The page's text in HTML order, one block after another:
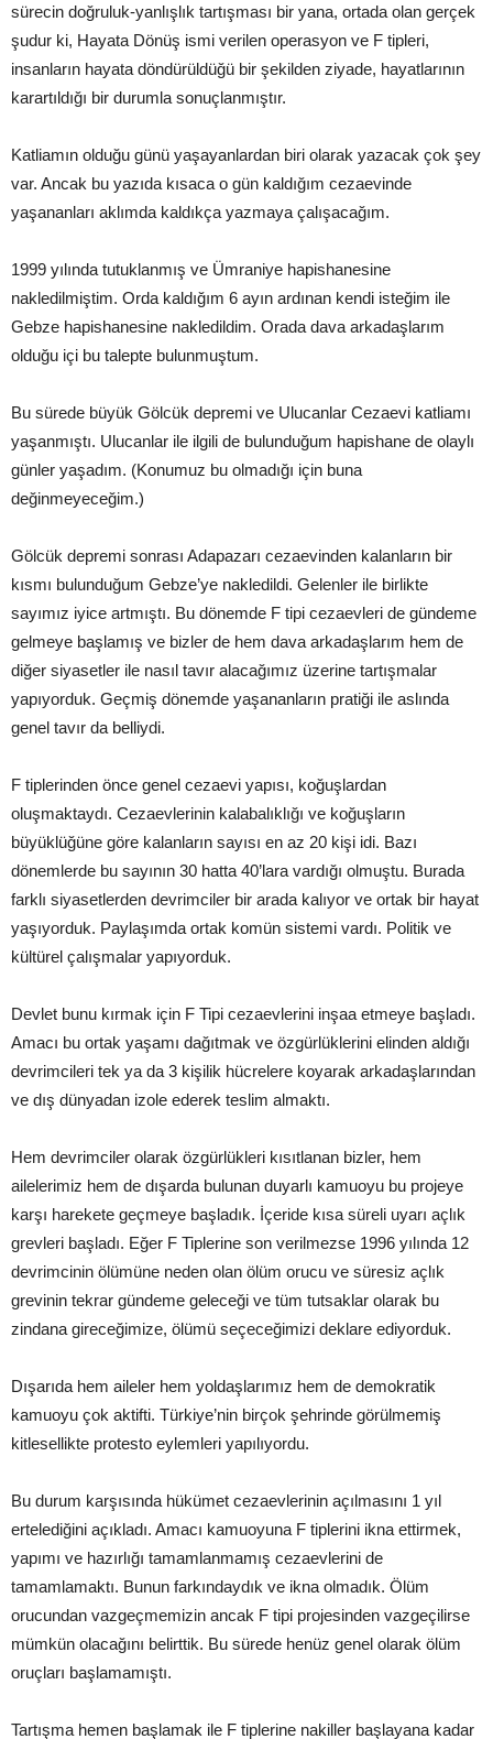
sürecin doğruluk-yanlışlık tartışması bir yana, ortada olan gerçek
şudur ki, Hayata Dönüş ismi verilen operasyon ve F tipleri,
insanların hayata döndürüldüğü bir şekilden ziyade, hayatlarının
karartıldığı bir durumla sonuçlanmıştır.
Katliamın olduğu günü yaşayanlardan biri olarak yazacak çok şey
var. Ancak bu yazıda kısaca o gün kaldığım cezaevinde
yaşananları aklımda kaldıkça yazmaya çalışacağım.
1999 yılında tutuklanmış ve Ümraniye hapishanesine
nakledilmiştim. Orda kaldığım 6 ayın ardınan kendi isteğim ile
Gebze hapishanesine nakledildim. Orada dava arkadaşlarım
olduğu içi bu talepte bulunmuştum.
Bu sürede büyük Gölcük depremi ve Ulucanlar Cezaevi katliamı
yaşanmıştı. Ulucanlar ile ilgili de bulunduğum hapishane de olaylı
günler yaşadım. (Konumuz bu olmadığı için buna
değinmeyeceğim.)
Gölcük depremi sonrası Adapazarı cezaevinden kalanların bir
kısmı bulunduğum Gebze’ye nakledildi. Gelenler ile birlikte
sayımız iyice artmıştı. Bu dönemde F tipi cezaevleri de gündeme
gelmeye başlamış ve bizler de hem dava arkadaşlarım hem de
diğer siyasetler ile nasıl tavır alacağımız üzerine tartışmalar
yapıyorduk. Geçmiş dönemde yaşananların pratiği ile aslında
genel tavır da belliydi.
F tiplerinden önce genel cezaevi yapısı, koğuşlardan
oluşmaktaydı. Cezaevlerinin kalabalıklığı ve koğuşların
büyüklüğüne göre kalanların sayısı en az 20 kişi idi. Bazı
dönemlerde bu sayının 30 hatta 40’lara vardığı olmuştu. Burada
farklı siyasetlerden devrimciler bir arada kalıyor ve ortak bir hayat
yaşıyorduk. Paylaşımda ortak komün sistemi vardı. Politik ve
kültürel çalışmalar yapıyorduk.
Devlet bunu kırmak için F Tipi cezaevlerini inşaa etmeye başladı.
Amacı bu ortak yaşamı dağıtmak ve özgürlüklerini elinden aldığı
devrimcileri tek ya da 3 kişilik hücrelere koyarak arkadaşlarından
ve dış dünyadan izole ederek teslim almaktı.
Hem devrimciler olarak özgürlükleri kısıtlanan bizler, hem
ailelerimiz hem de dışarda bulunan duyarlı kamuoyu bu projeye
karşı harekete geçmeye başladık. İçeride kısa süreli uyarı açlık
grevleri başladı. Eğer F Tiplerine son verilmezse 1996 yılında 12
devrimcinin ölümüne neden olan ölüm orucu ve süresiz açlık
grevinin tekrar gündeme geleceği ve tüm tutsaklar olarak bu
zindana gireceğimize, ölümü seçeceğimizi deklare ediyorduk.
Dışarıda hem aileler hem yoldaşlarımız hem de demokratik
kamuoyu çok aktifti. Türkiye’nin birçok şehrinde görülmemiş
kitlesellikte protesto eylemleri yapılıyordu.
Bu durum karşısında hükümet cezaevlerinin açılmasını 1 yıl
ertelediğini açıkladı. Amacı kamuoyuna F tiplerini ikna ettirmek,
yapımı ve hazırlığı tamamlanmamış cezaevlerini de
tamamlamaktı. Bunun farkındaydık ve ikna olmadık. Ölüm
orucundan vazgeçmemizin ancak F tipi projesinden vazgeçilirse
mümkün olacağını belirttik. Bu sürede henüz genel olarak ölüm
oruçları başlamamıştı.
Tartışma hemen başlamak ile F tiplerine nakiller başlayana kadar